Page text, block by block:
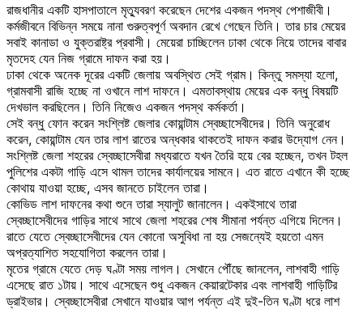
রাজধানীর একটি হাসপাতালে মৃত্যুবরণ করেছেন দেশের একজন পদস্থ পেশাজীবী।
কর্মজীবনে বিভিন্ন সময়ে নানা গুরুত্বপূর্ণ অবদান রেখে গেছেন তিনি। তার চার মেয়ের
সবাই কানাডা ও যুক্তরাষ্ট্র প্রবাসী। মেয়েরা চাচ্ছিলেন ঢাকা থেকে নিয়ে তাদের বাবার
মৃতদেহ যেন নিজ গ্রামে দাফন করা হয়।
ঢাকা থেকে অনেক দূরের একটি জেলায় অবস্থিত সেই গ্রাম। কিন্তু সমস্যা হলো,
গ্রামবাসী রাজি হচ্ছে না ওখানে লাশ দাফনে। এমতাবস্থায় মেয়ের এক বন্ধু বিষয়টি
দেখভাল করছিলেন। তিনি নিজেও একজন পদস্থ কর্মকর্তা।
সেই বন্ধু ফোন করেন সংশ্লিষ্ট জেলার কোয়ান্টাম স্বেচ্ছাসেবীদের। তিনি অনুরোধ
করেন, কোয়ান্টাম যেন তার লাশ রাতের অন্ধকার থাকতেই দাফন করার উদ্যোগ নেন।
সংশ্লিষ্ট জেলা শহরের স্বেচ্ছাসেবীরা মধ্যরাতে যখন তৈরি হয়ে বের হচ্ছেন, তখন টহল
পুলিশের একটা গাড়ি এসে থামল তাদের কার্যালয়ের সামনে। এত রাতে এখানে কী হচ্ছে
কোথায় যাওয়া হচ্ছে, এসব জানতে চাইলেন তারা।
কোভিড লাশ দাফনের কথা শুনে তারা স্যালুট জানালেন। একইসাথে তারা
স্বেচ্ছাসেবীদের গাড়ির সাথে সাথে জেলা শহরের শেষ সীমানা পর্যন্ত এগিয়ে দিলেন।
রাতে যেতে স্বেচ্ছাসেবীদের যেন কোনো অসুবিধা না হয় সেজন্যেই হয়তো এমন
অপ্রত্যাশিত সহযোগিতা করলেন তারা।
মৃতের গ্রামে যেতে দেড় ঘণ্টা সময় লাগল। সেখানে পৌঁছে জানলেন, লাশবাহী গাড়ি
এসেছে রাত ১টায়। সাথে এসেছেন শুধু একজন কেয়ারটেকার এবং লাশবাহী গাড়িটির
ড্রাইভার। স্বেচ্ছাসেবীরা সেখানে যাওয়ার আগ পর্যন্ত এই দুই-তিন ঘণ্টা ধরে লাশ